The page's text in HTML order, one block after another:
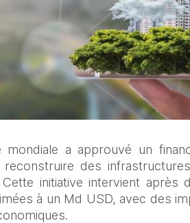
mondiale a approuvé un
reconstruire des
Cette initiative intervient
à un Md USD, avec des